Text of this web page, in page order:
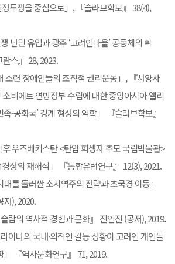
투쟁을 중심으로」, 『슬라브학보』 38(4),
난민 유입과 광주 ‘고려인마을’ 공동체의 확
스』 28, 2023.
소련 장애인들의 조직적 권리운동」, 『서양사
비에트 연방정부 수립에 대한 중앙아시아 엘리
족-공화국’ 경계 형성의 역학」 『슬라브학보』
후 우즈베키스탄 <탄압 희생자 추모 국립박물관>
성의 재해석」 『통합유럽연구』 12(3), 2021.
대를 둘러싼 소지역주의 전략과 초국경 이동』
저), 2020.
슬람의 역사적 경험과 문화』 진인진 (공저), 2019.
라이나의 국내·외적인 갈등 상황이 고려인 개인들
」 『역사문화연구』 71, 2019.